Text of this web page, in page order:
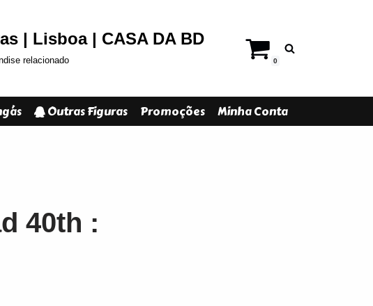
| Lisboa | CASA DA BD
relacionado 0
Outras Figuras Promoções Minha Conta
40th :